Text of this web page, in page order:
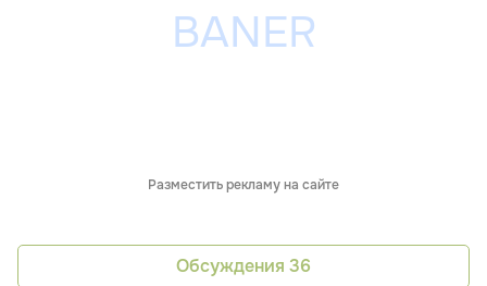
Разместить рекламу на сайте
Обсуждения 36